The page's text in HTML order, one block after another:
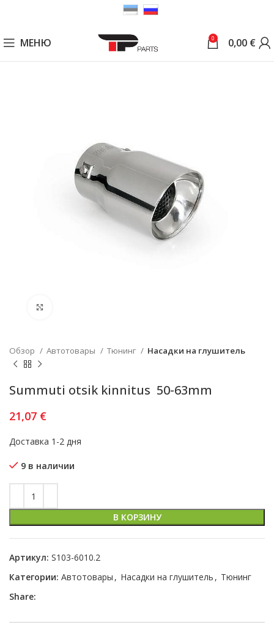
МЕНЮ 0 0,00 €
Обзор Автотовары Тюнинг Насадки на глушитель
Summuti otsik kinnitus  50-63mm
21,07 €
Доставка 1-2 дня
9 в наличии
В КОРЗИНУ
Артикул: S103-6010.2
Категории: Автотовары , Насадки на глушитель , Тюнинг
Share: